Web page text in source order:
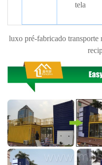
tela
luxo pré-fabricado transporte